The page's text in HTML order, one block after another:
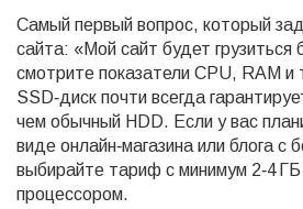
Самый первый вопрос, который
сайта: «Мой сайт будет грузиться
смотрите показатели CPU, RAM и
SSD‑диск почти всегда
чем обычный HDD. Если у вас
виде онлайн‑магазина или блога
выбирайте тариф с минимум 2‑4
процессором.